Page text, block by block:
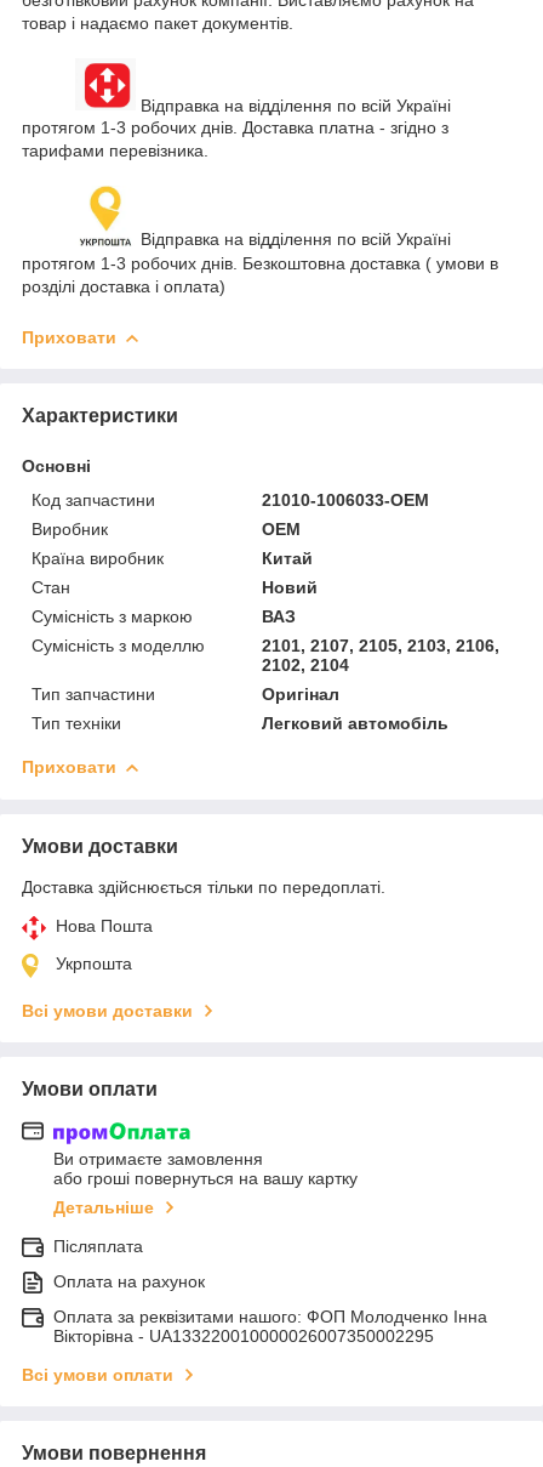
товар і надаємо пакет документів.
Відправка на відділення по всій Україні
протягом 1-3 робочих днів. Доставка платна - згідно з
тарифами перевізника.
Відправка на відділення по всій Україні
протягом 1-3 робочих днів. Безкоштовна доставка ( умови в
розділі доставка і оплата)
Приховати
Характеристики
Основні
Код запчастини
21010-1006033-OEM
Виробник
OEM
Країна виробник
Китай
Стан
Новий
Сумісність з маркою
ВАЗ
Сумісність з моделлю
2101, 2107, 2105, 2103, 2106,
2102, 2104
Тип запчастини
Оригінал
Тип техніки
Легковий автомобіль
Приховати
Умови доставки
Доставка здійснюється тільки по передоплаті.
Нова Пошта
Укрпошта
Всі умови доставки
Умови оплати
Ви отримаєте замовлення
або гроші повернуться на вашу картку
Детальніше
Післяплата
Оплата на рахунок
Оплата за реквізитами нашого: ФОП Молодченко Інна
Вікторівна - UA133220010000026007350002295
Всі умови оплати
Умови повернення